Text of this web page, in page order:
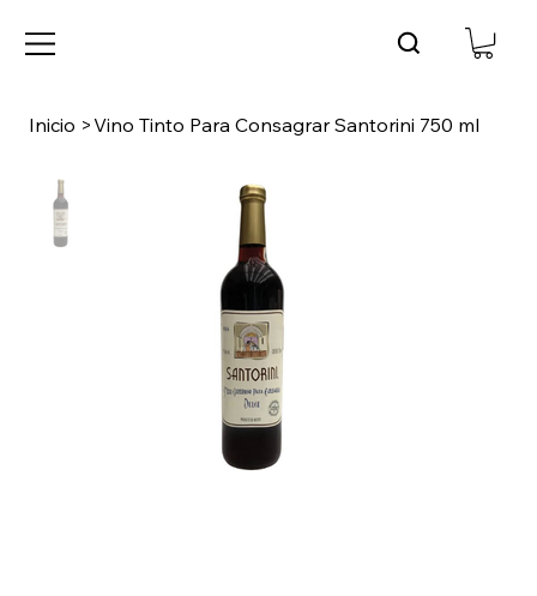
Inicio >Vino Tinto Para Consagrar Santorini 750 ml